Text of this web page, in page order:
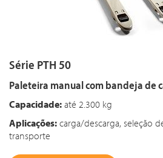
Série PTH 50
Paleteira manual com bandeja de
Capacidade: até 2.300 kg
Aplicações: carga/descarga, seleção
transporte